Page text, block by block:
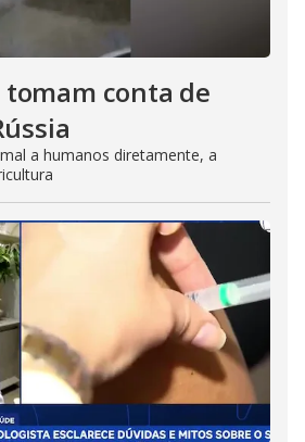
conta de
a humanos diretamente, a